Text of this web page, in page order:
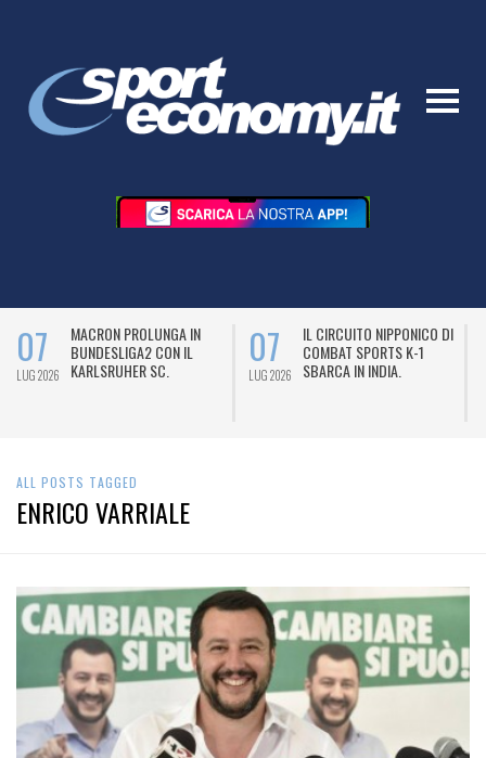
07
LUG 2026
MACRON PROLUNGA IN
BUNDESLIGA2 CON IL
KARLSRUHER SC.
07
LUG 2026
IL CIRCUITO NIPPONICO DI
COMBAT SPORTS K-1
SBARCA IN INDIA.
ALL POSTS TAGGED
ENRICO VARRIALE